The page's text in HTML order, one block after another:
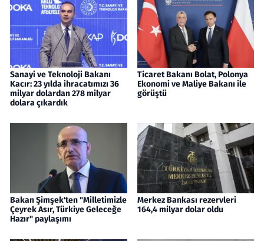
Sanayi ve Teknoloji Bakanı
Kacır: 23 yılda ihracatımızı 36
milyar dolardan 278 milyar
dolara çıkardık
Ticaret Bakanı Bolat, Polonya
Ekonomi ve Maliye Bakanı ile
görüştü
Bakan Şimşek'ten "Milletimizle
Çeyrek Asır, Türkiye Geleceğe
Hazır" paylaşımı
Merkez Bankası rezervleri
164,4 milyar dolar oldu